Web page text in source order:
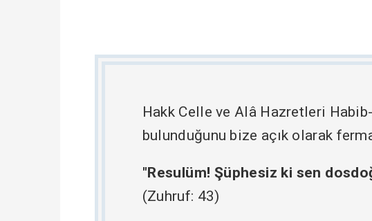
Hakk Celle ve Alâ Hazretleri
bulunduğunu bize açık olarak
"Resulüm! Şüphesiz ki sen
(Zuhruf: 43)